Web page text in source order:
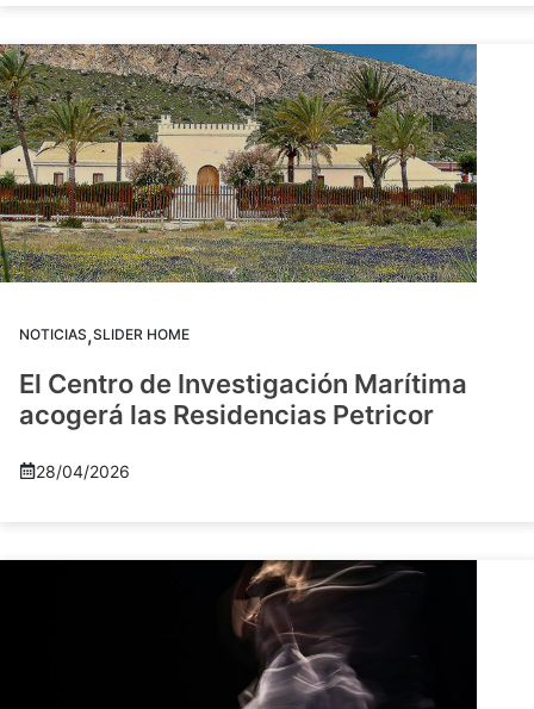
NOTICIAS,SLIDER HOME
El Centro de Investigación Marítima
acogerá las Residencias Petricor
28/04/2026